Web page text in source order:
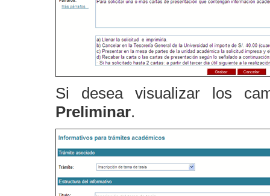
Si desea visualizar los
Preliminar.